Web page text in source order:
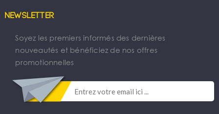
Newsletter
Soyez les premiers informés des dernières
nouveautés et bénéficiez de nos offres
promotionnelles